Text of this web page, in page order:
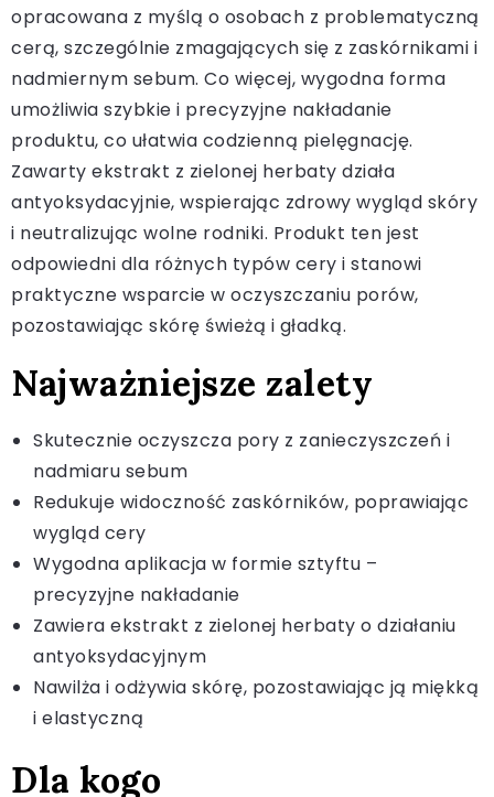
opracowana z myślą o osobach z problematyczną
cerą, szczególnie zmagających się z zaskórnikami i
nadmiernym sebum. Co więcej, wygodna forma
umożliwia szybkie i precyzyjne nakładanie
produktu, co ułatwia codzienną pielęgnację.
Zawarty ekstrakt z zielonej herbaty działa
antyoksydacyjnie, wspierając zdrowy wygląd skóry
i neutralizując wolne rodniki. Produkt ten jest
odpowiedni dla różnych typów cery i stanowi
praktyczne wsparcie w oczyszczaniu porów,
pozostawiając skórę świeżą i gładką.
Najważniejsze zalety
Skutecznie oczyszcza pory z zanieczyszczeń i
nadmiaru sebum
Redukuje widoczność zaskórników, poprawiając
wygląd cery
Wygodna aplikacja w formie sztyftu –
precyzyjne nakładanie
Zawiera ekstrakt z zielonej herbaty o działaniu
antyoksydacyjnym
Nawilża i odżywia skórę, pozostawiając ją miękką
i elastyczną
Dla kogo